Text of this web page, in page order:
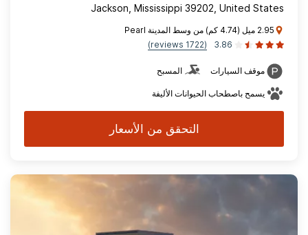
Jackson, Mississippi 39202, United States
2.95 ميل (4.74 كم) من وسط المدينة Pearl
3.86
(1722 reviews)
موقف السيارات المسبح
يسمح باصطحاب الحيوانات الأليفة
التحقق من الأسعار